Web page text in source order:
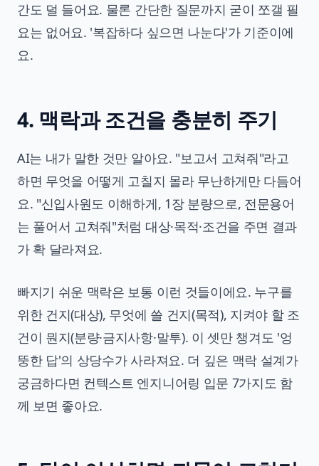
간도 덜 들어요. 물론 간단한 질문까지 굳이 쪼갤 필
요는 없어요. '복잡하다 싶으면 나눈다'가 기준이에
요.
4. 맥락과 조건을 충분히 주기
AI는 내가 말한 것만 알아요. "보고서 고쳐줘"라고
하면 무엇을 어떻게 고칠지 몰라 무난하게만 다듬어
요. "신입사원도 이해하게, 1장 분량으로, 전문용어
는 풀어서 고쳐줘"처럼 대상·목적·조건을 주면 결과
가 확 달라져요.
빠지기 쉬운 맥락은 보통 이런 것들이에요. 누구를
위한 건지(대상), 무엇에 쓸 건지(목적), 지켜야 할 조
건이 뭔지(분량·금지사항·말투). 이 셋만 챙겨도 '엉
뚱한 답'의 상당수가 사라져요. 더 깊은 맥락 설계가
궁금하다면 컨텍스트 엔지니어링 입문 7가지도 함
께 보면 좋아요.